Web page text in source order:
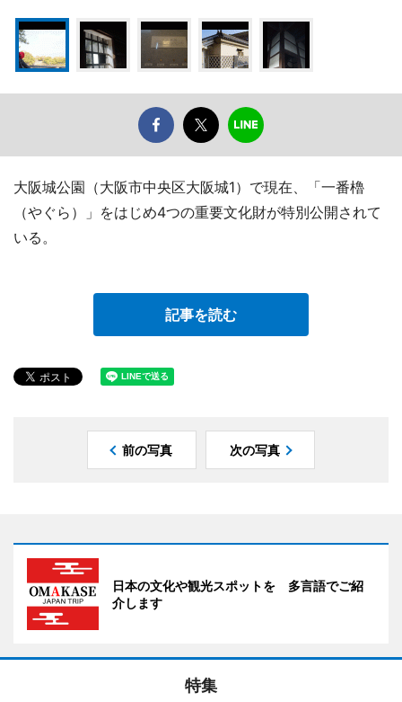
大阪城公園（大阪市中央区大阪城1）で現在、「一番櫓
（やぐら）」をはじめ4つの重要文化財が特別公開されて
いる。
記事を読む
前の写真 次の写真
日本の文化や観光スポットを 多言語でご紹
介します
特集